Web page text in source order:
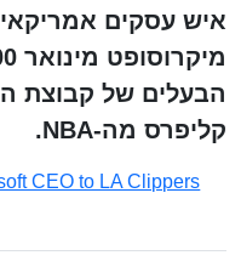
איש עסקים
הבעלים של קבוצת
קליפרס מה-NBA.
CEO to LA Clippers